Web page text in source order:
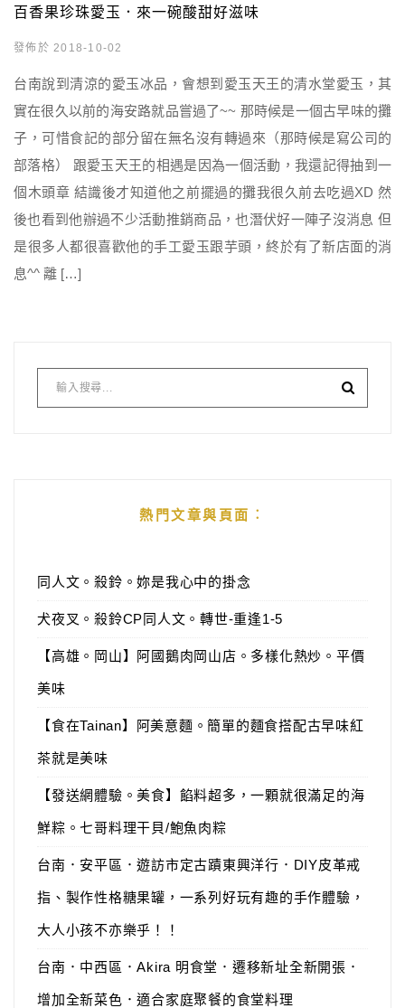
百香果珍珠愛玉．來一碗酸甜好滋味
發佈於 2018-10-02
台南說到清涼的愛玉冰品，會想到愛玉天王的清水堂愛玉，其
實在很久以前的海安路就品嘗過了~~ 那時候是一個古早味的攤
子，可惜食記的部分留在無名沒有轉過來（那時候是寫公司的
部落格） 跟愛玉天王的相遇是因為一個活動，我還記得抽到一
個木頭章 結識後才知道他之前擺過的攤我很久前去吃過XD 然
後也看到他辦過不少活動推銷商品，也潛伏好一陣子沒消息 但
是很多人都很喜歡他的手工愛玉跟芋頭，終於有了新店面的消
息^^ 離 […]
熱門文章與頁面︰
同人文。殺鈴。妳是我心中的掛念
犬夜叉。殺鈴CP同人文。轉世-重逢1-5
【高雄。岡山】阿國鵝肉岡山店。多樣化熱炒。平價
美味
【食在Tainan】阿美意麵。簡單的麵食搭配古早味紅
茶就是美味
【發送網體驗。美食】餡料超多，一顆就很滿足的海
鮮粽。七哥料理干貝/鮑魚肉粽
台南．安平區．遊訪市定古蹟東興洋行．DIY皮革戒
指、製作性格糖果罐，一系列好玩有趣的手作體驗，
大人小孩不亦樂乎！！
台南．中西區．Akira 明食堂．遷移新址全新開張．
增加全新菜色．適合家庭聚餐的食堂料理